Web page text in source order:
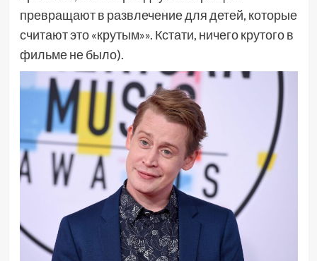
превращают в развлечение для детей, которые
считают это «крутым»». Кстати, ничего крутого в
фильме не было).